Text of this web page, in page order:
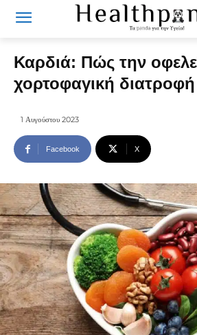
Καρδιά: Πώς την
χορτοφαγική διατροφή
1 Αυγούστου 2023
Facebook X